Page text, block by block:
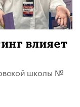
влияет
школы №